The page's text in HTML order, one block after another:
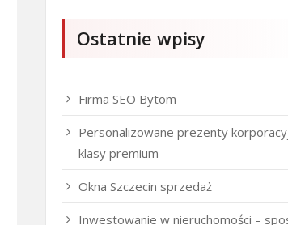
Ostatnie wpisy
Firma SEO Bytom
Personalizowane prezenty
klasy premium
Okna Szczecin sprzedaż
Inwestowanie w nieruchomości –